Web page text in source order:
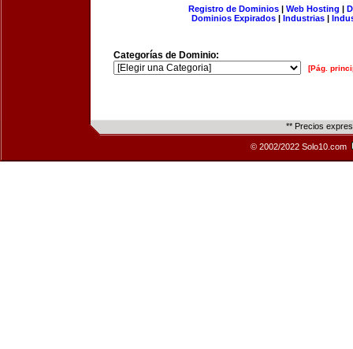
Registro de Dominios| Web Hosting |
Dominios Expirados | Industrias |
Categorías de Dominio:
[Pág.
** Precios
© 2002/2022 Solo10.com